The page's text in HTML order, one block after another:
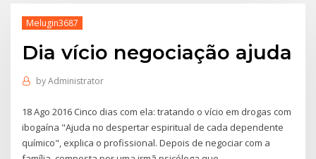
Melugin3687
Dia vício negociação ajuda
byAdministrator
18 Ago 2016 Cinco dias com ela: tratando o vício em drogas com
ibogaína "Ajuda no despertar espiritual de cada dependente
químico", explica o profissional. Depois de negociar com a